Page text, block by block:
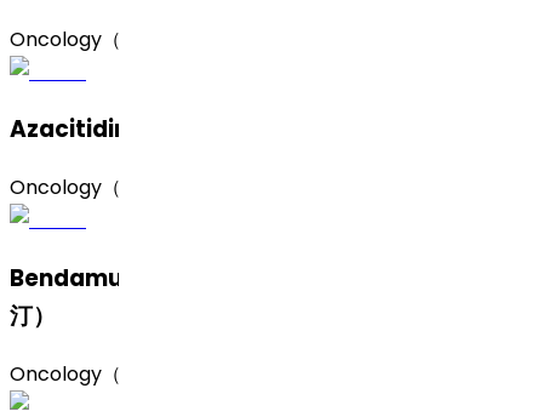
Oncology（肿瘤）
Azacitidine（阿扎胞苷）
Oncology（肿瘤）
Bendamustine Hydrochloride（盐酸苯达莫司
汀）
Oncology（肿瘤）